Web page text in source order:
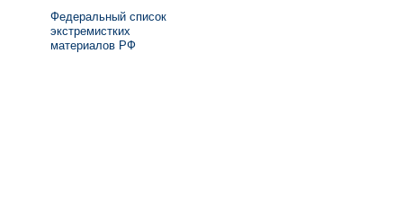
Федеральный список
экстремистких
материалов РФ